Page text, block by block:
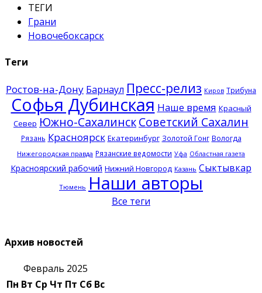
ТЕГИ
Грани
Новочебоксарск
Теги
Ростов-на-Дону Барнаул Пресс-релиз Киров Трибуна
Софья Дубинская Наше время Красный
Север Южно-СахалинскСоветский Сахалин
Рязань Красноярск Екатеринбург Золотой Гонг Вологда
Нижегородская правда Рязанские ведомости Уфа Областная газета
Красноярский рабочий Нижний Новгород Казань Сыктывкар
Тюмень Наши авторы
Все теги
Архив новостей
Февраль 2025
Пн Вт Ср Чт Пт Сб Вс